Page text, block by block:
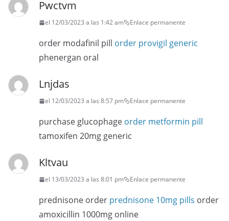
Pwctvm
el 12/03/2023 a las 1:42 am Enlace permanente
order modafinil pill order provigil generic
phenergan oral
Lnjdas
el 12/03/2023 a las 8:57 pm Enlace permanente
purchase glucophage order metformin pill
tamoxifen 20mg generic
Kltvau
el 13/03/2023 a las 8:01 pm Enlace permanente
prednisone order prednisone 10mg pills order
amoxicillin 1000mg online